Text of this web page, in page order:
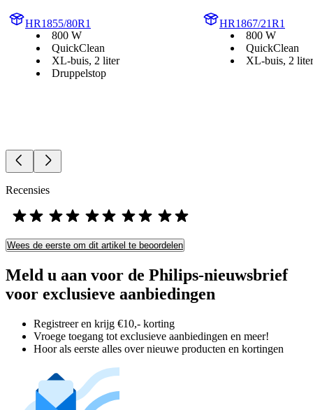
HR1855/80R1
800 W
QuickClean
XL-buis, 2 liter
Druppelstop
HR1867/21R1
800 W
QuickClean
XL-buis, 2 liter
Recensies
Wees de eerste om dit artikel te beoordelen
Meld u aan voor de Philips-nieuwsbrief
voor exclusieve aanbiedingen
Registreer en krijg €10,- korting
Vroege toegang tot exclusieve aanbiedingen en meer!
Hoor als eerste alles over nieuwe producten en kortingen